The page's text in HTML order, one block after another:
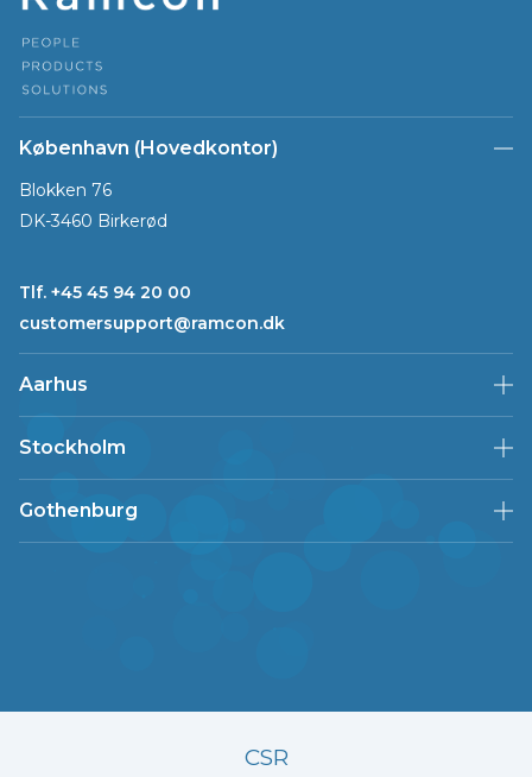
København (Hovedkontor)
Blokken 76
DK-3460 Birkerød
Tlf. +45 45 94 20 00
customersupport@ramcon.dk
Aarhus
Stockholm
Gothenburg
CSR